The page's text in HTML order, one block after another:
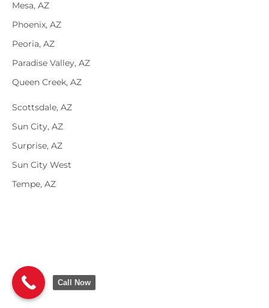
Mesa, AZ
Phoenix, AZ
Peoria, AZ
Paradise Valley, AZ
Queen Creek, AZ
Scottsdale, AZ
Sun City, AZ
Surprise, AZ
Sun City West
Tempe, AZ
Call Now